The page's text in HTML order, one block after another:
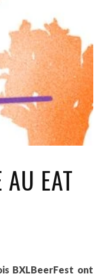
AU EAT
BXLBeerFest ont